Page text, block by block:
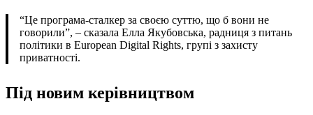
“Це програма-сталкер за своєю суттю, що б вони не
говорили”, – сказала Елла Якубовська, радниця з питань
політики в European Digital Rights, групі з захисту
приватності.
Під новим керівництвом